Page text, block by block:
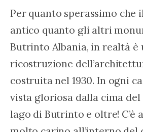
Per quanto sperassimo che
antico quanto gli altri
Butrinto Albania, in realtà è
ricostruzione
costruita nel 1930. In ogni
vista gloriosa dalla cima del
lago di Butrinto e oltre! C’è